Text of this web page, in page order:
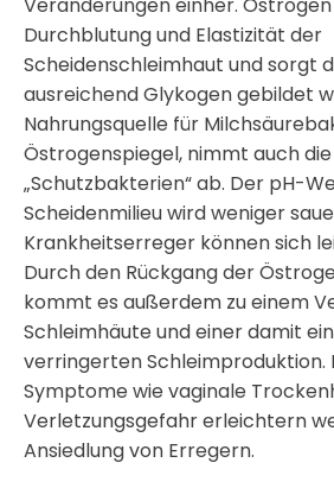
Durchblutung und Elastizität der
Scheidenschleimhaut und sorgt
ausreichend Glykogen gebildet
Nahrungsquelle für
Östrogenspiegel, nimmt auch
„Schutzbakterien“ ab. Der pH-
Scheidenmilieu wird weniger
Krankheitserreger können sich
Durch den Rückgang der
kommt es außerdem zu einem
Schleimhäute und einer damit
verringerten Schleimproduktion.
Symptome wie vaginale
Verletzungsgefahr erleichtern
Ansiedlung von Erregern.